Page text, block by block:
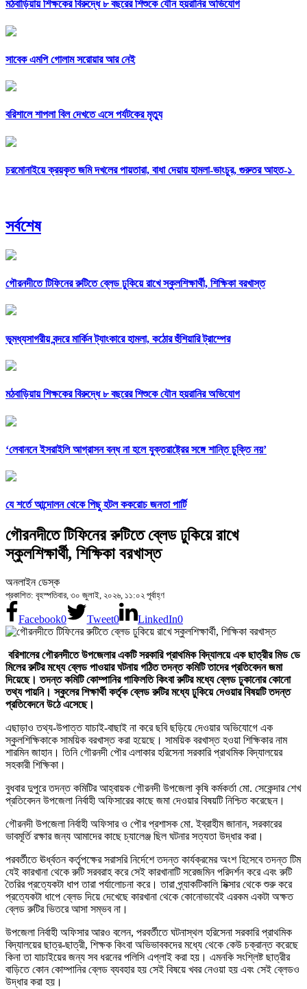
মঠবাড়িয়ায় শিক্ষকের বিরুদ্ধে ৮ বছরের শিশুকে যৌন হয়রানির অভিযোগ
সাবেক এমপি গোলাম সরোয়ার আর নেই
বরিশালে শাপলা বিল দেখতে এসে পর্যটকের মৃত্যু
চরমোনাইয়ে ক্রয়কৃত জমি দখলের পায়তারা, বাধা দেয়ায় হামলা-ভাংচুর, গুরুতর আহত-১
সর্বশেষ
গৌরনদীতে টিফিনের রুটিতে ব্লেড ঢুকিয়ে রাখে স্কুলশিক্ষার্থী, শিক্ষিকা বরখাস্ত
ভূমধ্যসাগরীয় বন্দরে মার্কিন ট্যাংকারে হামলা, কঠোর হুঁশিয়ারি ট্রাম্পের
মঠবাড়িয়ায় শিক্ষকের বিরুদ্ধে ৮ বছরের শিশুকে যৌন হয়রানির অভিযোগ
‘লেবাননে ইসরাইলি আগ্রাসন বন্ধ না হলে যুক্তরাষ্ট্রের সঙ্গে শান্তি চুক্তি নয়’
যে শর্তে আন্দোলন থেকে পিছু হটল ককরোচ জনতা পার্টি
গৌরনদীতে টিফিনের রুটিতে ব্লেড ঢুকিয়ে রাখে
স্কুলশিক্ষার্থী, শিক্ষিকা বরখাস্ত
অনলাইন ডেস্ক
প্রকাশিত: বৃহস্পতিবার, ৩০ জুলাই, ২০২৬, ১১:০২ পূর্বাহ্ণ
Facebook0 Tweet0 LinkedIn0
বরিশালের গৌরনদীতে উপজেলার একটি সরকারি প্রাথমিক বিদ্যালয়ে এক ছাত্রীর মিড ডে
মিলের রুটির মধ্যে ব্লেড পাওয়ার ঘটনায় গঠিত তদন্ত কমিটি তাদের প্রতিবেদন জমা
দিয়েছে। তদন্ত কমিটি কোম্পানির গাফিলতি কিংবা রুটির মধ্যে ব্লেড ঢুকানোর কোনো
তথ্য পায়নি। স্কুলের শিক্ষার্থী কর্তৃক ব্লেড রুটির মধ্যে ঢুকিয়ে দেওয়ার বিষয়টি তদন্ত
প্রতিবেদনে উঠে এসেছে।
এছাড়াও তথ্য-উপাত্ত যাচাই-বাছাই না করে ছবি ছড়িয়ে দেওয়ার অভিযোগে এক
স্কুলশিক্ষিকাকে সাময়িক বরখাস্ত করা হয়েছে। সাময়িক বরখাস্ত হওয়া শিক্ষিকার নাম
শারমিন জাহান। তিনি গৌরনদী পৌর এলাকার হরিসেনা সরকারি প্রাথমিক বিদ্যালয়ের
সহকারী শিক্ষিকা।
বুধবার দুপুরে তদন্ত কমিটির আহ্বায়ক গৌরনদী উপজেলা কৃষি কর্মকর্তা মো. সেকেন্দার শেখ
প্রতিবেদন উপজেলা নির্বাহী অফিসারের কাছে জমা দেওয়ার বিষয়টি নিশ্চিত করেছেন।
গৌরনদী উপজেলা নির্বাহী অফিসার ও পৌর প্রশাসক মো. ইব্রাহীম জানান, সরকারের
ভাবমূর্তি রক্ষার জন্য আমাদের কাছে চ্যালেঞ্জ ছিল ঘটনার সত্যতা উদ্ধার করা।
পরবর্তীতে ঊর্ধ্বতন কর্তৃপক্ষের সরাসরি নির্দেশে তদন্ত কার্যক্রমের অংশ হিসেবে তদন্ত টিম
যেই কারখানা থেকে রুটি সরবরাহ করে সেই কারখানাটি সরেজমিন পরিদর্শন করে এবং রুটি
তৈরির প্রত্যেকটা ধাপ তারা পর্যালোচনা করে। তারা প্র্যাকটিকালি মিক্সার থেকে শুরু করে
প্রত্যেকটা ধাপে ব্লেড দিয়ে দেখেছে কারখানা থেকে কোনোভাবেই এরকম একটা অক্ষত
ব্লেড রুটির ভিতরে আসা সম্ভব না।
উপজেলা নির্বাহী অফিসার আরও বলেন, পরবর্তীতে ঘটনাস্থল হরিসেনা সরকারি প্রাথমিক
বিদ্যালয়ের ছাত্র-ছাত্রী, শিক্ষক কিংবা অভিভাবকদের মধ্যে থেকে কেউ চক্রান্ত করেছে
কিনা তা যাচাইয়ের জন্য সব ধরনের পলিসি এপ্লাই করা হয়। এমনকি সংশ্লিষ্ট ছাত্রীর
বাড়িতে কোন কোম্পানির ব্লেড ব্যবহার হয় সেই বিষয়ে খবর নেওয়া হয় এবং সেই ব্লেডও
উদ্ধার করা হয়।